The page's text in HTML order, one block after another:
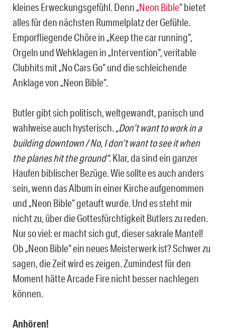
kleines Erweckungsgefühl. Denn „Neon Bible“ bietet
alles für den nächsten Rummelplatz der Gefühle.
Emporfliegende Chöre in „Keep the car running“,
Orgeln und Wehklagen in „Intervention“, veritable
Clubhits mit „No Cars Go“ und die schleichende
Anklage von „Neon Bible“.
Butler gibt sich politisch, weltgewandt, panisch und
wahlweise auch hysterisch.„Don’t want to work in a
building downtown / No, I don’t want to see it when
the planes hit the ground“. Klar, da sind ein ganzer
Haufen biblischer Bezüge. Wie sollte es auch anders
sein, wenn das Album in einer Kirche aufgenommen
und „Neon Bible“ getauft wurde. Und es steht mir
nicht zu, über die Gottesfürchtigkeit Butlers zu reden.
Nur so viel: er macht sich gut, dieser sakrale Mantel!
Ob „Neon Bible“ ein neues Meisterwerk ist? Schwer zu
sagen, die Zeit wird es zeigen. Zumindest für den
Moment hätte Arcade Fire nicht besser nachlegen
können.
Anhören!